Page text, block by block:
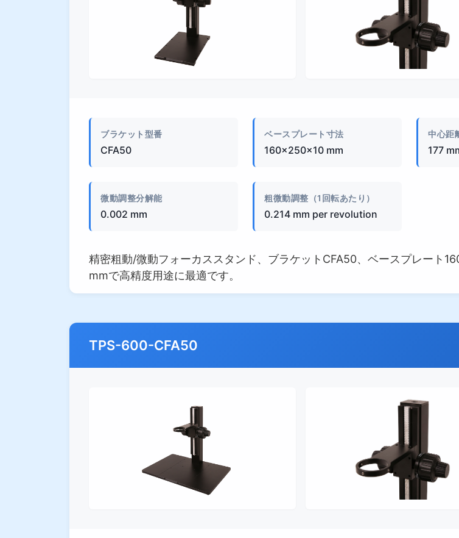
ブラケット型番
CFA50
ベースプレート寸法
160×250×10 mm
中心距
177
微動調整分解能
0.002 mm
粗微動調整（1回転あたり）
0.214 mm per revolution
精密粗動/微動フォーカススタンド、ブラケットCFA50、ベースプレート
mmで高精度用途に最適です。
TPS-600-CFA50